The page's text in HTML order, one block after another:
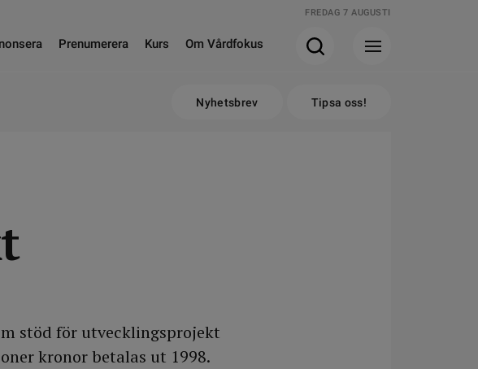
FREDAG 7 AUGUSTI
Prenumerera Kurs Om Vårdfokus
Nyhetsbrev Tipsa oss!
stöd för utvecklingsprojekt
kronor betalas ut 1998.